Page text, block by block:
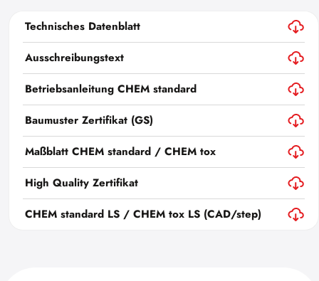
Technisches Datenblatt
Ausschreibungstext
Betriebsanleitung CHEM standard
Baumuster Zertifikat (GS)
Maßblatt CHEM standard / CHEM tox
High Quality Zertifikat
CHEM standard LS / CHEM tox LS (CAD/step)